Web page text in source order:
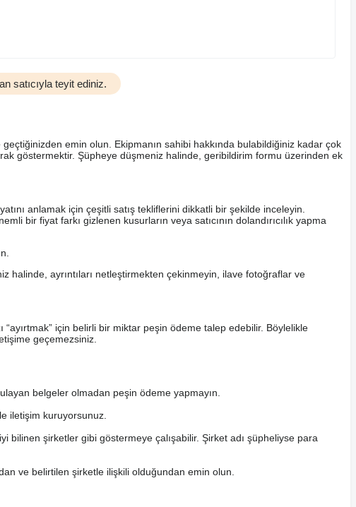
satıcıyla teyit ediniz.
emin olun. Ekipmanın sahibi hakkında bulabildiğiniz kadar çok
göstermektir. Şüpheye düşmeniz halinde, geribildirim formu üzerinden ek
anlamak için çeşitli satış tekliflerini dikkatli bir şekilde inceleyin.
bir fiyat farkı gizlenen kusurların veya satıcının dolandırıcılık yapma
ayrıntıları netleştirmekten çekinmeyin, ilave fotoğraflar ve
“ayırtmak” için belirli bir miktar peşin ödeme talep edebilir. Böylelikle
geçemezsiniz.
belgeler olmadan peşin ödeme yapmayın.
iletişim kuruyorsunuz.
bilinen şirketler gibi göstermeye çalışabilir. Şirket adı şüpheliyse para
ve belirtilen şirketle ilişkili olduğundan emin olun.